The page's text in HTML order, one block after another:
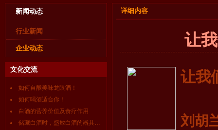
详细内容
让
让我
刘胡
新闻动态
行业新闻
企业动态
文化交流
如何自酿美味龙眼酒！
如何喝酒适合你！
白酒的营养价值及食疗作用
储藏白酒时，盛放白酒的器具要讲究?